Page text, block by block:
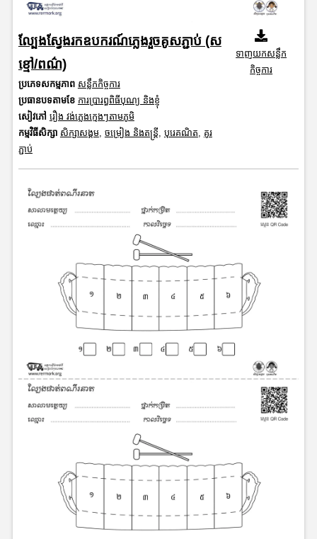
ល្បែងស្វែងរកឧបករណ៍ភ្លេងរួចគូសភ្ជាប់ (ស
ខ្មៅ/ពណ៌)
ប្រភេទសកម្មភាព សន្លឹកកិច្ចការ
ប្រធានបទតាមខែ ការប្រារព្ធពិធីបុណ្យ និងខ្ញុំ
សៀវភៅ រឿង វង់ភ្លេងក្មេងៗតាមភូមិ
កម្មវិធីសិក្សា សិក្សាសង្គម, ចម្រៀង និងតន្ត្រី បុរេគណិត
គូរ
ភ្ជាប់
ទាញយកសន្លឹក
កិច្ចការ